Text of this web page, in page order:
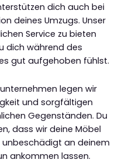
dich auch bei
deines Umzugs. Unser
Service zu bieten
dich während des
gut aufgehoben fühlst.
legen wir
und sorgfältigen
Gegenständen. Du
dass wir deine Möbel
an deinem
ankommen lassen.